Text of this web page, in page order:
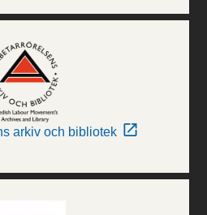
arkiv och bibliotek